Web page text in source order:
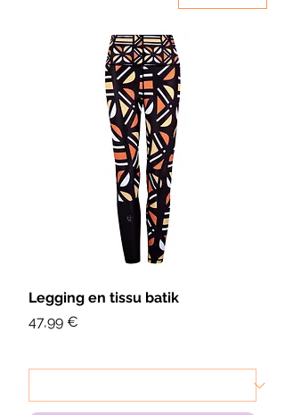
Legging en tissu batik
Prix
47,99 €